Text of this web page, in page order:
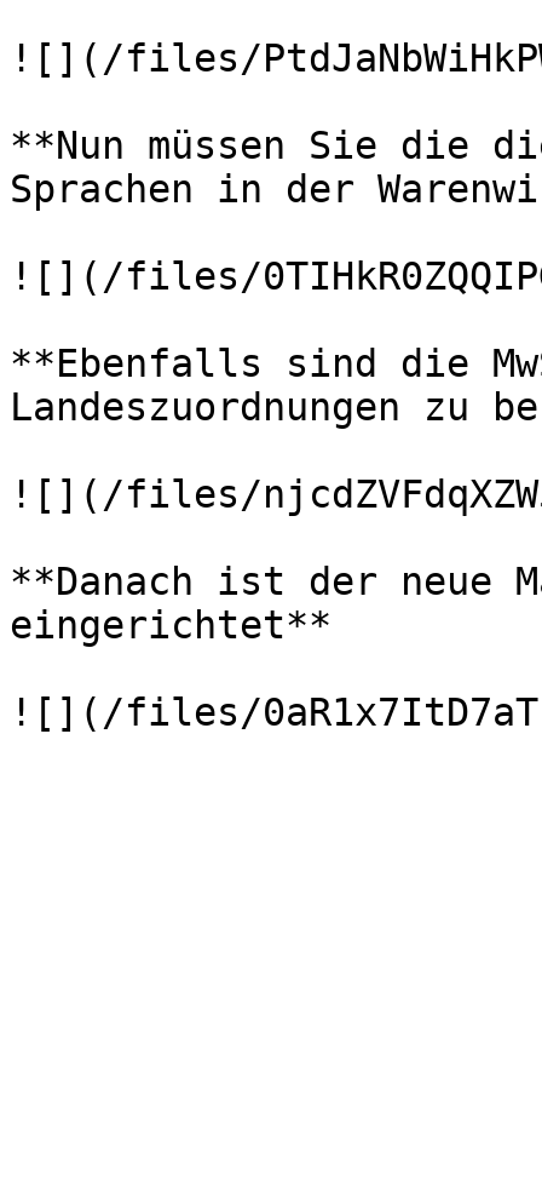
![](/files/
**Nun müssen Sie die
Sprachen in der
![](/files/
**Ebenfalls sind die
Landeszuordnungen zu
![](/files/
**Danach ist der neue
eingerichtet**